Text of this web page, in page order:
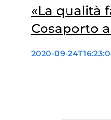
«La qualità
Cosaporto
Fondazione
2020-09-